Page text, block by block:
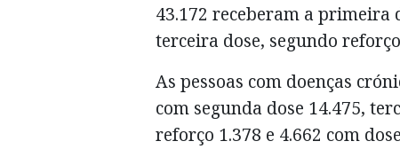
43.172 receberam a primeira
terceira dose, segundo
As pessoas com doenças
com segunda dose 14.475,
reforço 1.378 e 4.662 com